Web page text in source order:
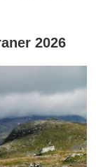
2026